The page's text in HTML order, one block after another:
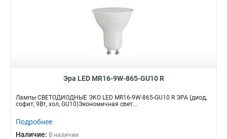
Эра LED MR16-9W-865-GU10 R
Лампы СВЕТОДИОДНЫЕ ЭКО LED MR16-9W-865-GU10 R ЭРА (диод,
софит, 9Вт, хол, GU10)Экономичная свет...
Подробнее
Наличие: В наличии